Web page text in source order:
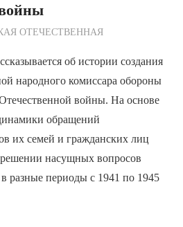
по Редакции
ОТЕЧЕСТВЕННАЯ
об истории создания
народного комиссара обороны
войны. На основе
обращений
их семей и гражданских лиц
решении насущных вопросов
разные периоды с 1941 по 1945